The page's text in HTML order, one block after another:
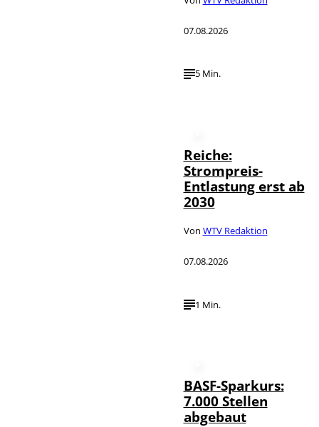
07.08.2026
5 Min.
Reiche:
Strompreis-
Entlastung erst ab
2030
Von WTV Redaktion
07.08.2026
1 Min.
BASF-Sparkurs:
7.000 Stellen
abgebaut